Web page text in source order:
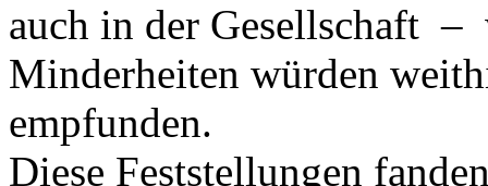
auch in der Gesellschaft –
Minderheiten würden
empfunden.
Diese Feststellungen